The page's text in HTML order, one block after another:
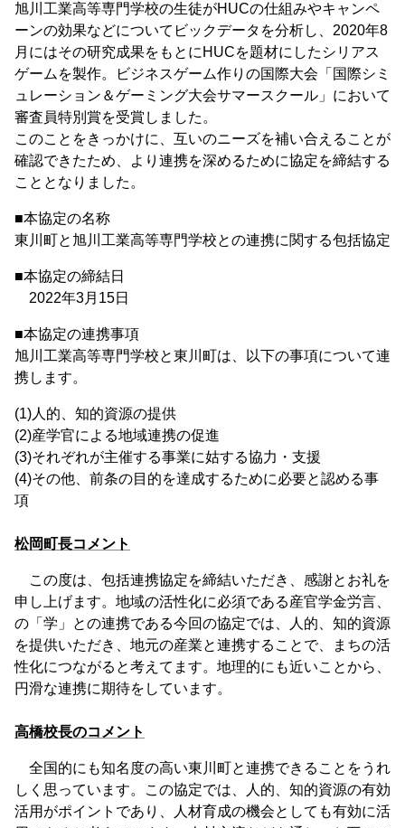
旭川工業高等専門学校の生徒がHUCの仕組みやキャンペ
ーンの効果などについてビックデータを分析し、2020年8
月にはその研究成果をもとにHUCを題材にしたシリアス
ゲームを製作。ビジネスゲーム作りの国際大会「国際シミ
ュレーション＆ゲーミング大会サマースクール」において
審査員特別賞を受賞しました。
このことをきっかけに、互いのニーズを補い合えることが
確認できたため、より連携を深めるために協定を締結する
こととなりました。
■本協定の名称
東川町と旭川工業高等専門学校との連携に関する包括協定
■本協定の締結日
2022年3月15日
■本協定の連携事項
旭川工業高等専門学校と東川町は、以下の事項について連
携します。
(1)人的、知的資源の提供
(2)産学官による地域連携の促進
(3)それぞれが主催する事業に姑する協力・支援
(4)その他、前条の目的を達成するために必要と認める事
項
松岡町長コメント
この度は、包括連携協定を締結いただき、感謝とお礼を
申し上げます。地域の活性化に必須である産官学金労言、
の「学」との連携である今回の協定では、人的、知的資源
を提供いただき、地元の産業と連携することで、まちの活
性化につながると考えてます。地理的にも近いことから、
円滑な連携に期待をしています。
高橋校長のコメント
全国的にも知名度の高い東川町と連携できることをうれ
しく思っています。この協定では、人的、知的資源の有効
活用がポイントであり、人材育成の機会としても有効に活